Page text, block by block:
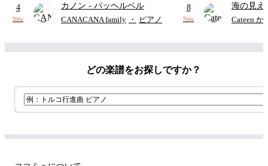
4
New
カノン - パッヘルベル
CANACANA family ・ ピアノ
8
New
海の見
Cateen か
どの楽譜をお探しですか？